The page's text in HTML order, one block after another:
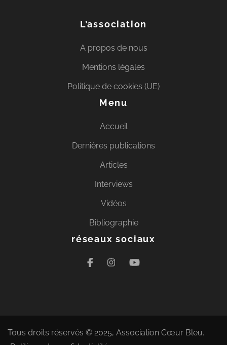
L’association
A propos de nous
Mentions légales
Politique de cookies (UE)
Menu
Accueil
Dernières publications
Articles
Interviews
Vidéos
Bibliographie
réseaux sociaux
Tous droits réservés © 2025, Association Cœur Bleu.